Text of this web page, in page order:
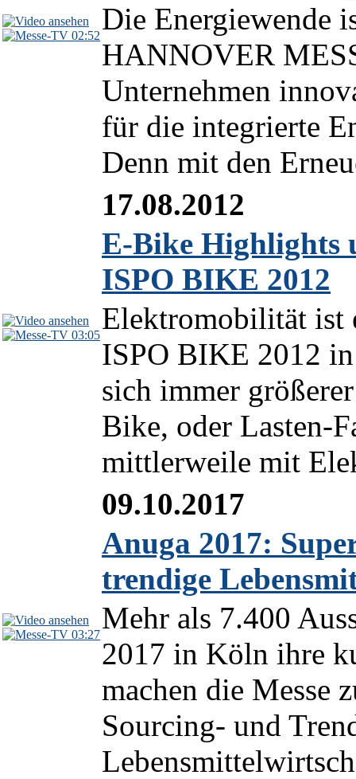
02:52 Die Energiewende
HANNOVER
Unternehmen
für die integrierte
Denn mit den
03:05
17.08.2012
E-Bike Highlights
ISPO BIKE 2012
Elektromobilität ist
ISPO BIKE 2012
sich immer
Bike, oder Lasten-
mittlerweile mit
03:27
09.10.2017
Anuga 2017:
trendige
Mehr als 7.400
2017 in Köln ihre
machen die Messe
Sourcing- und